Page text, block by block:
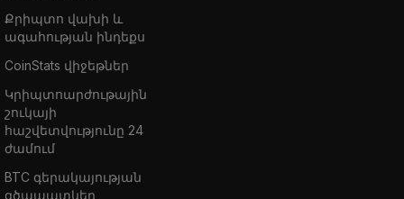
Քրիպտո վախի և
ագահության ինդեքս
CoinStats վիջեթներ
Կրիպտոարժութային
շուկայի
հաշվետվությունը 24
ժամում
BTC գերակայության
գծապատկեր